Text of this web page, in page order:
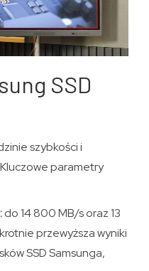
SSD
szybkości i
parametry
do 14 800 MB/s oraz 13
przewyższa wyniki
SSD Samsunga,